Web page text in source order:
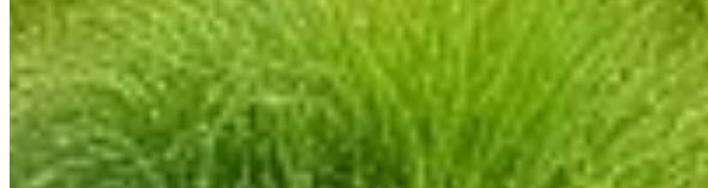
Tout savoir sur la fosse septique :